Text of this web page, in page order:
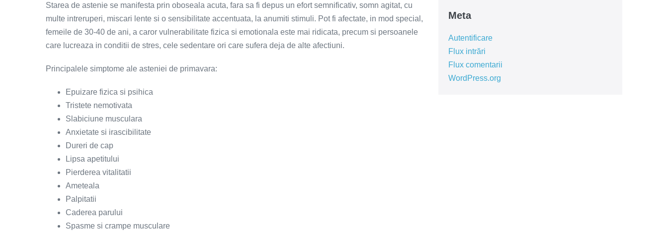
Starea de astenie se manifesta prin oboseala acuta, fara sa fi depus un efort semnificativ, somn agitat, cu
multe intreruperi, miscari lente si o sensibilitate accentuata, la anumiti stimuli. Pot fi afectate, in mod special,
femeile de 30-40 de ani, a caror vulnerabilitate fizica si emotionala este mai ridicata, precum si persoanele
care lucreaza in conditii de stres, cele sedentare ori care sufera deja de alte afectiuni.
Principalele simptome ale asteniei de primavara:
Epuizare fizica si psihica
Tristete nemotivata
Slabiciune musculara
Anxietate si irascibilitate
Dureri de cap
Lipsa apetitului
Pierderea vitalitatii
Ameteala
Palpitatii
Caderea parului
Spasme si crampe musculare
Meta
Autentificare
Flux intrări
Flux comentarii
WordPress.org